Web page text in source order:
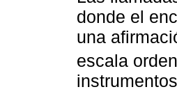
donde el
una
escala